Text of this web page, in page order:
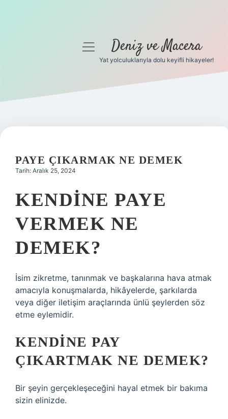
Gizlilik Politikası
Yasal Uyarı
menüyüDeniz ve Macera
Yat yolculuklarıyla dolu keyifli hikayeler!
PAYE ÇIKARMAK NE DEMEK
Tarih: Aralık 25, 2024
KENDINE PAYE
VERMEK NE
DEMEK?
İsim zikretme, tanınmak ve başkalarına hava atmak
amacıyla konuşmalarda, hikâyelerde, şarkılarda
veya diğer iletişim araçlarında ünlü şeylerden söz
etme eylemidir.
KENDINE PAY
ÇIKARTMAK NE DEMEK?
Bir şeyin gerçekleşeceğini hayal etmek bir bakıma
sizin elinizde.